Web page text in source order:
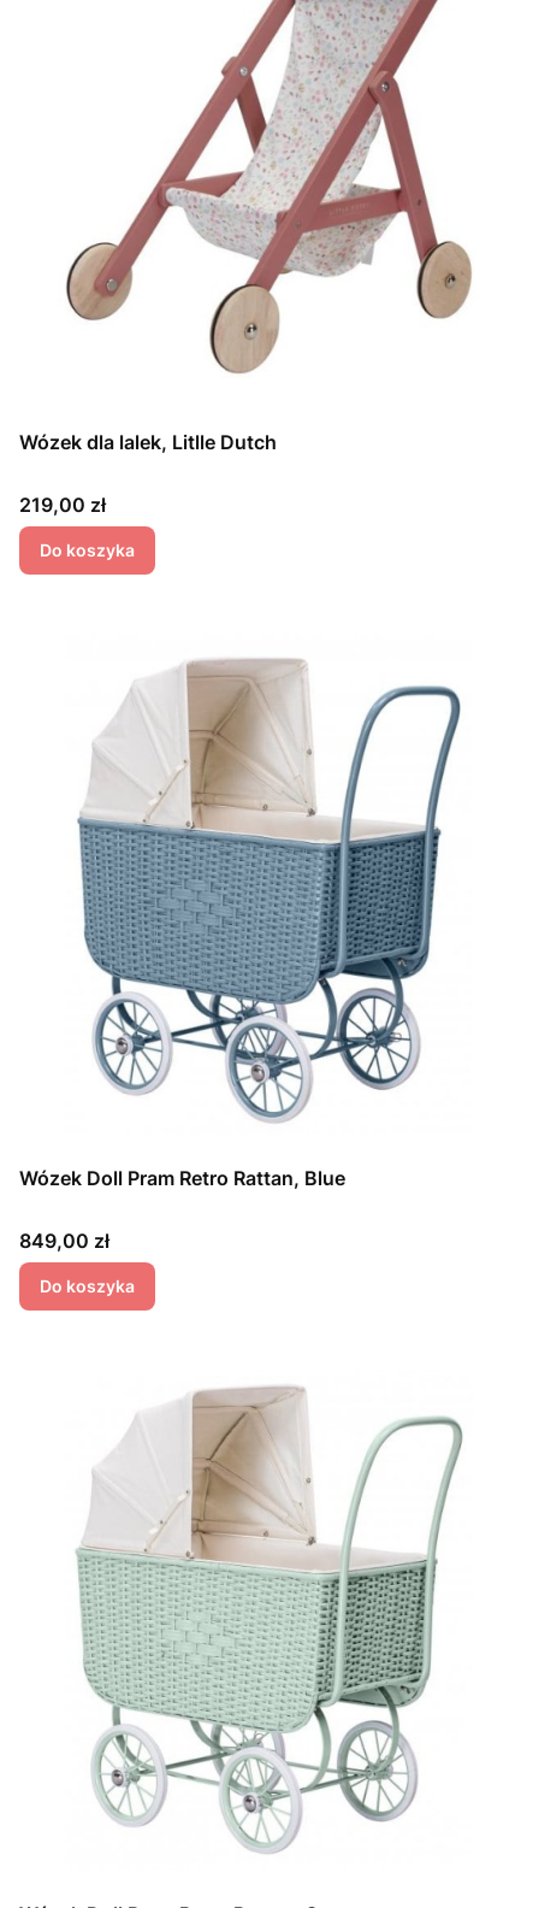
Wózek dla lalek, Litlle Dutch
Cena
219,00 zł
Do koszyka
Wózek Doll Pram Retro Rattan, Blue
Cena
849,00 zł
Do koszyka